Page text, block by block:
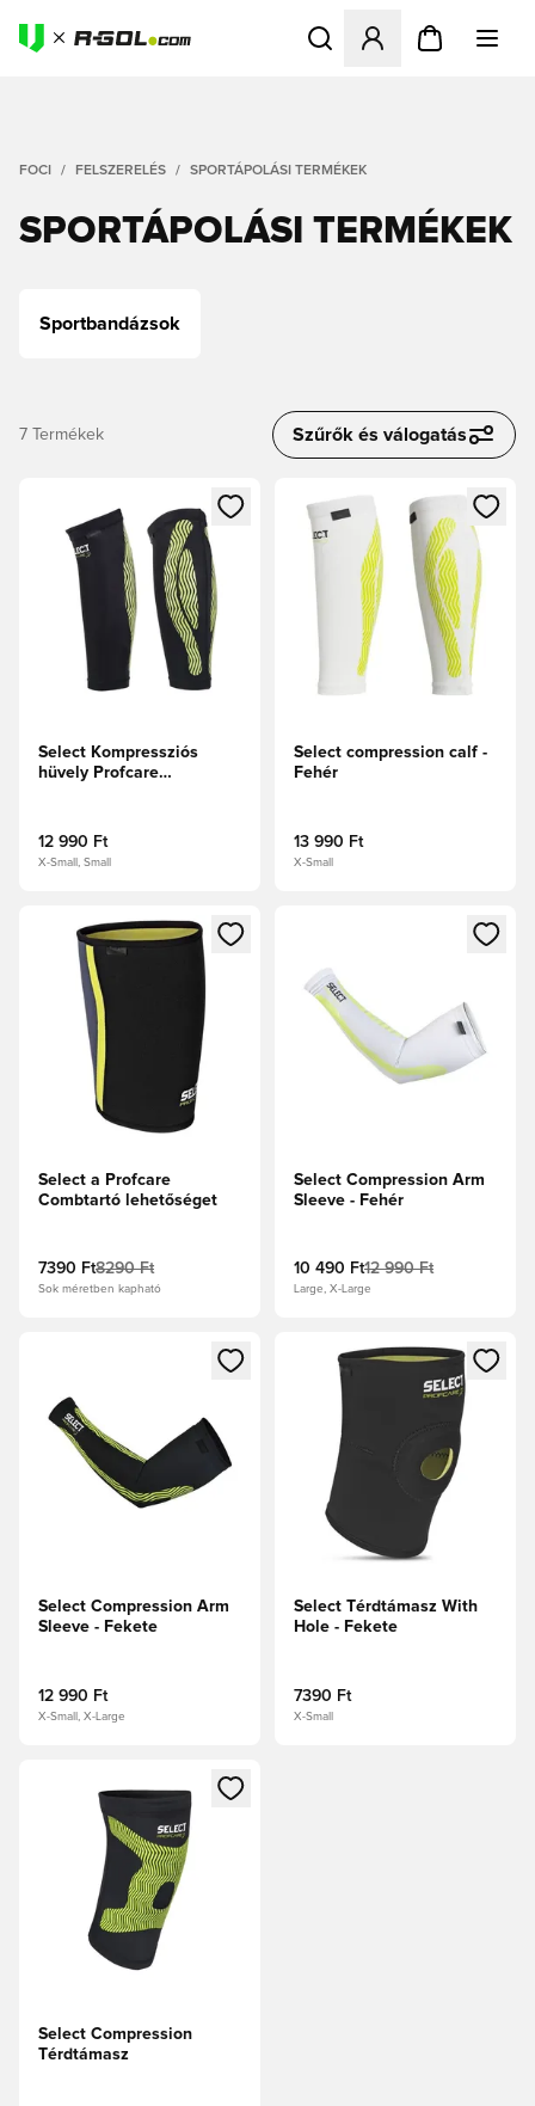
Megnyit egy modált a
FOCI FELSZERELÉS SPORTÁPOLÁSI TERMÉKEK
SPORTÁPOLÁSI TERMÉKEK
Sportbandázsok
7 Termékek Szűrők és válogatás
Megnyit egy modált a bejelentkezéshez vagy a tagként
Select Kompressziós
hüvely Profcare
12 990 Ft
X-Small, Small
Megnyit egy modált a
Select compression calf -
Fehér
13 990 Ft
X-Small
Megnyit egy modált a bejelentkezéshez vagy a tagként
Select a Profcare
Combtartó lehetőséget
7390 Ft8290 Ft
Sok méretben kapható
Megnyit egy modált a
Select Compression Arm
Sleeve - Fehér
10 490 Ft12 990 Ft
Large, X-Large
Megnyit egy modált a bejelentkezéshez vagy a tagként
Select Compression Arm
Sleeve - Fekete
12 990 Ft
X-Small, X-Large
Megnyit egy modált a
Select Térdtámasz With
Hole - Fekete
7390 Ft
X-Small
Megnyit egy modált a bejelentkezéshez vagy a tagként
Select Compression
Térdtámasz